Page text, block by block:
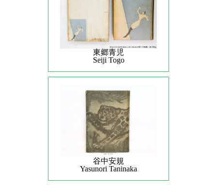
東郷青児
Seiji Togo
谷中安規
Yasunori Taninaka